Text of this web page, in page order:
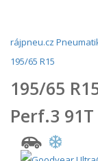
rájpneu.cz
195/65 R15
195/65
Perf.3